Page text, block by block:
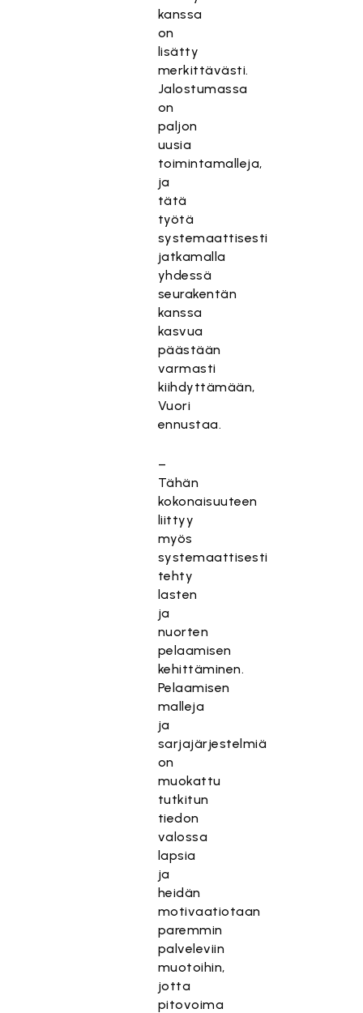
kanssa
on
lisätty
merkittävästi.
Jalostumassa
on
paljon
uusia
toimintamalleja,
ja
tätä
työtä
systemaattisesti
jatkamalla
yhdessä
seurakentän
kanssa
kasvua
päästään
varmasti
kiihdyttämään,
Vuori
ennustaa.
–
Tähän
kokonaisuuteen
liittyy
myös
systemaattisesti
tehty
lasten
ja
nuorten
pelaamisen
kehittäminen.
Pelaamisen
malleja
ja
sarjajärjestelmiä
on
muokattu
tutkitun
tiedon
valossa
lapsia
ja
heidän
motivaatiotaan
paremmin
palveleviin
muotoihin,
jotta
pitovoima